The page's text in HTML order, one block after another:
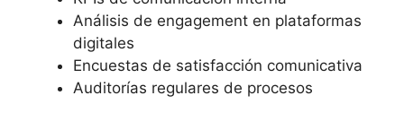
Análisis de engagement en plataformas
digitales
Encuestas de satisfacción comunicativa
Auditorías regulares de procesos